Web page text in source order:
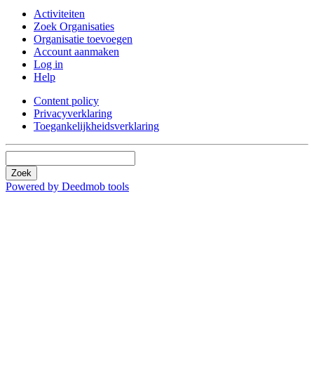
Activiteiten
Zoek Organisaties
Organisatie toevoegen
Account aanmaken
Log in
Help
Content policy
Privacyverklaring
Toegankelijkheidsverklaring
Zoek
Powered by Deedmob tools